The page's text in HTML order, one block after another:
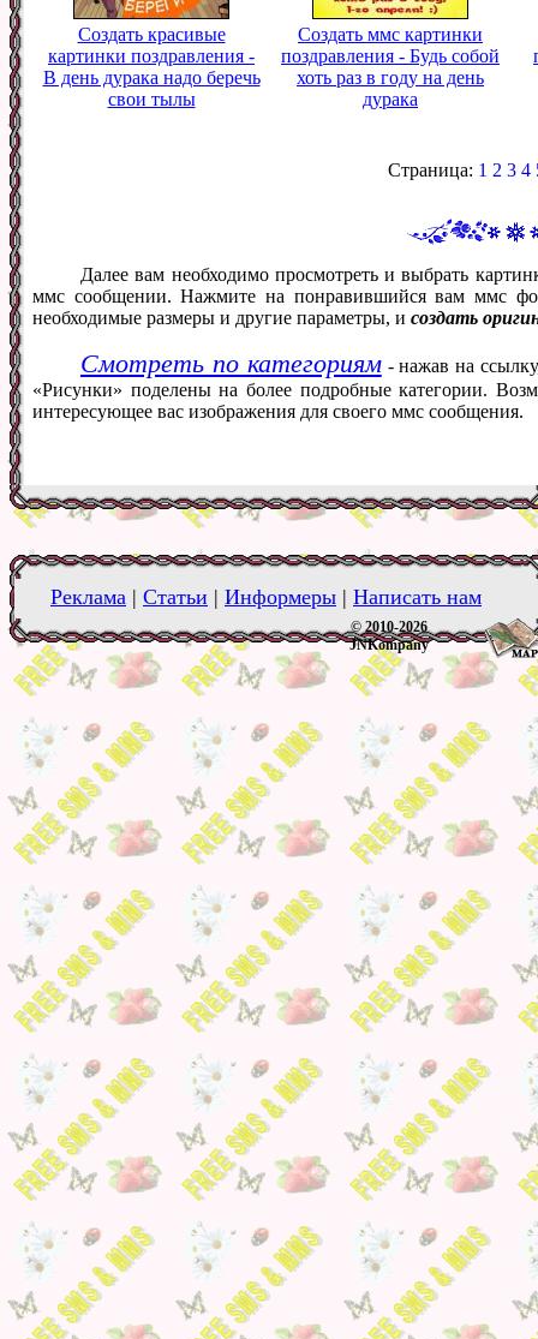
Создать красивые
картинки поздравления -
В день дурака надо беречь
свои тылы
Создать ммс картинки
поздравления - Будь собой
хоть раз в году на день
дурака
Страница: 1 2 3 4
Далее вам необходимо просмотреть и выбрать
ммс сообщении. Нажмите на понравившийся вам ммс
необходимые размеры и другие параметры, и создать
Смотреть по категориям- нажав на
«Рисунки» поделены на более подробные категории.
интересующее вас изображения для своего ммс сообщения.
Реклама | Статьи | Информеры | Написать нам
© 2010-2026
JNKompany